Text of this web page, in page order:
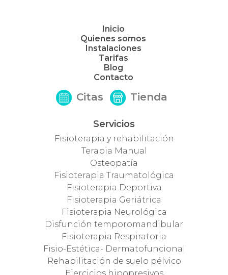
Inicio
Quienes somos
Instalaciones
Tarifas
Blog
Contacto
Citas Tienda
Servicios
Fisioterapia y rehabilitación
Terapia Manual
Osteopatía
Fisioterapia Traumatológica
Fisioterapia Deportiva
Fisioterapia Geriátrica
Fisioterapia Neurológica
Disfunción temporomandibular
Fisioterapia Respiratoria
Fisio-Estética- Dermatofuncional
Rehabilitación de suelo pélvico